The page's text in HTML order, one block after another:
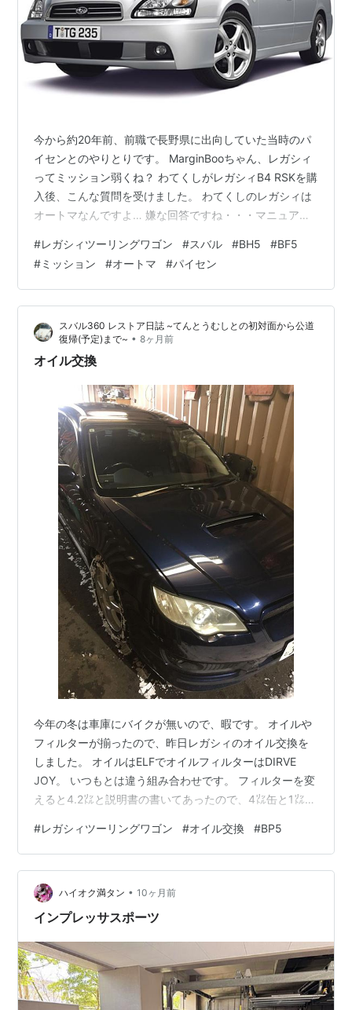
今から約20年前、前職で長野県に出向していた当時のパ
イセンとのやりとりです。 MarginBooちゃん、レガシィ
ってミッション弱くね？ わてくしがレガシィB4 RSKを購
入後、こんな質問を受けました。 わてくしのレガシィは
オートマなんですよ… 嫌な回答ですね・・・マニュアル
はBF5後期型のNAに乗っておられました。 オートマの調
子が悪いような話振りでしたので、買い替えを検討して
いたみたいです。 当時は4代目レガシィ（BL/BP型）のD
型（ビッグマイナーチェンジ）が控えていた頃。 しか
し、パイセンはBP5を選ばず、BH5（D型）のNAを中
#レガシィツーリングワゴン #スバル #BH5 #BF5
#ミッション #オートマ #パイセン
スバル360 レストア日誌 ~てんとうむしとの初対面から公道
復帰(予定)まで~ • 8ヶ月前
オイル交換
今年の冬は車庫にバイクが無いので、暇です。 オイルや
フィルターが揃ったので、昨日レガシィのオイル交換を
しました。 オイルはELFでオイルフィルターはDIRVE
JOY。 いつもとは違う組み合わせです。 フィルターを変
えると4.2㍑と説明書の書いてあったので、4㍑缶と1㍑の
(^^) まあ、いつも通りの作業です。 交換が終わって車を
動かして、しばらくしてから何キロでやったんだっけと
思って撮った写真です。 見づらいですが、4914kmより
もちょっと少ない位で交換しました(^^;) 228380km位で
しょうか。 珍しく5000km未満での交換。 オ…
#レガシィツーリングワゴン #オイル交換 #BP5
ハイオク満タン • 10ヶ月前
インプレッサスポーツ